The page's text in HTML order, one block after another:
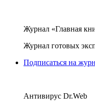
Журнал «Главная
Журнал готовых
Подписаться на
Антивирус Dr.Web